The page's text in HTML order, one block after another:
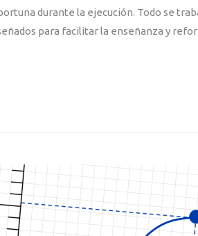
durante la ejecución. Todo se
para facilitar la enseñanza y